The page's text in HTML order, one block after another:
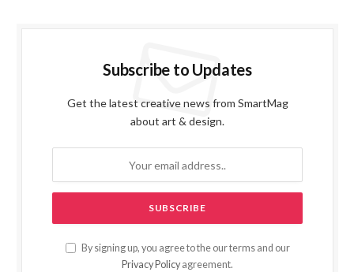
Subscribe to Updates
Get the latest creative news from SmartMag
about art & design.
By signing up, you agree to the our terms and our
Privacy Policy agreement.